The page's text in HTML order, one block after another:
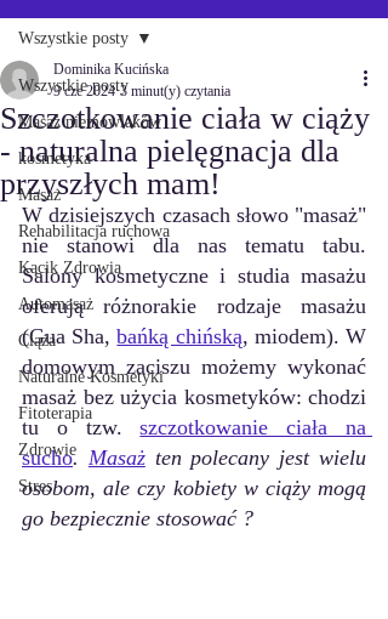
Wszystkie posty
Masaż niemowlaków
kosmetyka
Masaż
Rehabilitacja ruchowa
Kącik Zdrowia
Automasaż
Ciąża
Naturalne Kosmetyki
Fitoterapia
Zdrowie
Stres
Wszystkie posty
Szczotkowanie ciała w ciąży
- naturalna pielęgnacja dla
przyszłych mam!
Dominika Kucińska
9 cze 2024 3 minut(y) czytania
W dzisiejszych czasach słowo "masaż"
nie stanowi dla nas tematu tabu.
Salony kosmetyczne i studia masażu
oferują różnorakie rodzaje masażu
(Gua Sha, bańką chińską, miodem). W
domowym zaciszu możemy wykonać
masaż bez użycia kosmetyków: chodzi
tu o tzw. szczotkowanie ciała na
sucho. Masaż ten polecany jest wielu
osobom, ale czy kobiety w ciąży mogą
go bezpiecznie stosować ?